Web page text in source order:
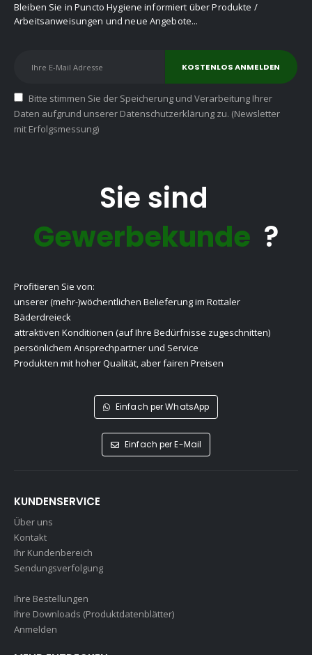
Bleiben Sie in Puncto Hygiene informiert über Produkte /
Arbeitsanweisungen und neue Angebote...
Bitte stimmen Sie der Speicherung und Verarbeitung Ihrer
Daten aufgrund unserer Datenschutzerklärung zu. (Newsletter
mit Erfolgsmessung)
Sie sind
Gewerbekunde ?
Profitieren Sie von:
unserer (mehr-)wöchentlichen Belieferung im Rottaler
Bäderdreieck
attraktiven Konditionen (auf Ihre Bedürfnisse zugeschnitten)
persönlichem Ansprechpartner und Service
Produkten mit hoher Qualität, aber fairen Preisen
Einfach per WhatsApp
Einfach per E-Mail
KUNDENSERVICE
Über uns
Kontakt
Ihr Kundenbereich
Sendungsverfolgung
Ihre Bestellungen
Ihre Downloads (Produktdatenblätter)
Anmelden